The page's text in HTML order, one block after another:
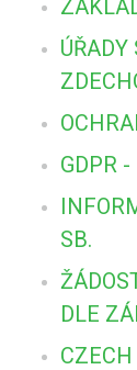
ÚŘADY
GDPR
SB.
DLE